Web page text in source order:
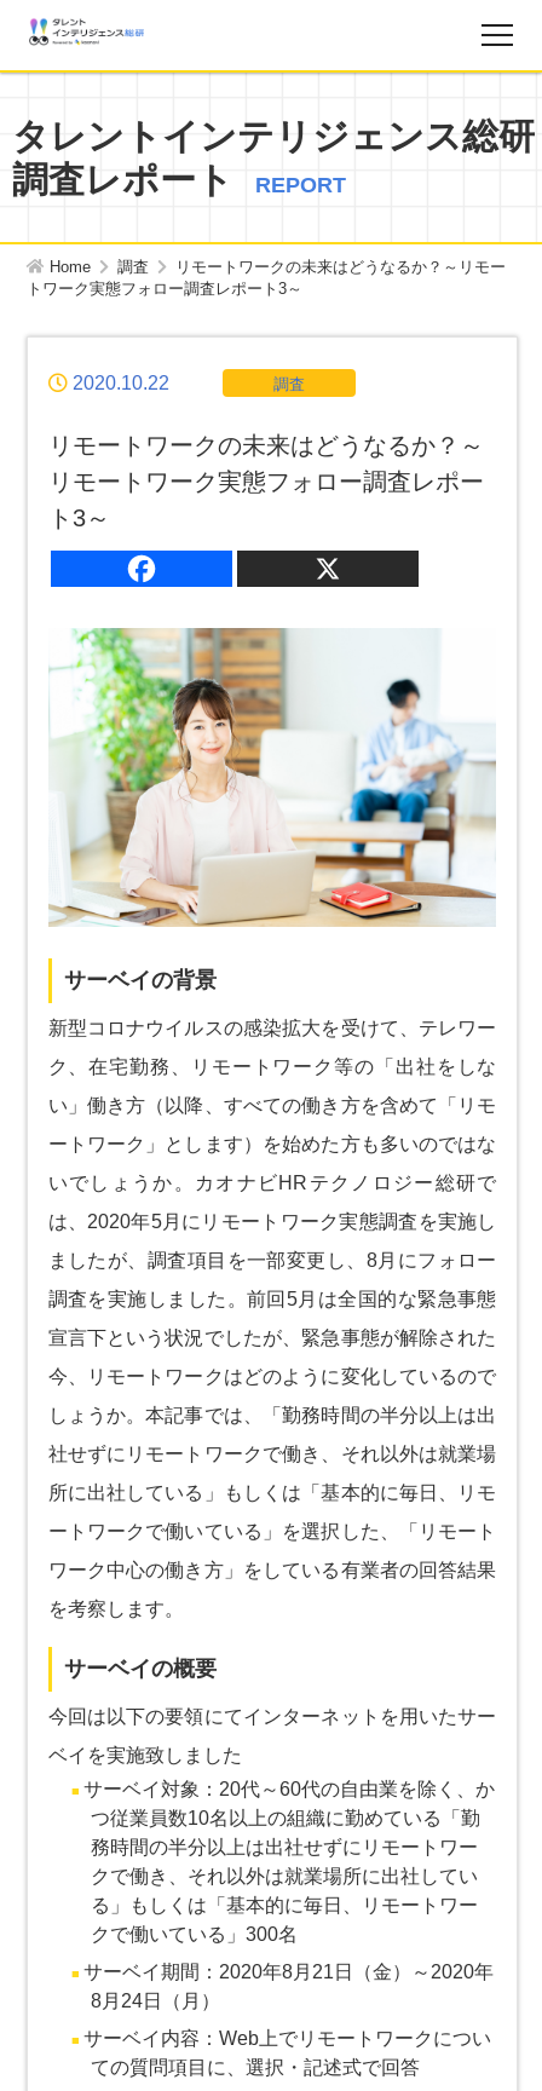
お知らせ
タレントインテリジェンス総研とは？
運営会社
個人情報保護方針
サイトマップ
タレントインテリジェンス総研
調査レポート
REPORT
Home 調査 リモートワークの未来はどうなるか？ ～リモー
トワーク実態フォロー調査レポート3～
2020.10.22 調査
リモートワークの未来はどうなるか？ ～
リモートワーク実態フォロー調査レポー
ト3～
サーベイの背景
新型コロナウイルスの感染拡大を受けて、テレワー
ク、在宅勤務、リモートワーク等の「出社をしな
い」働き方（以降、すべての働き方を含めて「リモ
ートワーク」とします）を始めた方も多いのではな
いでしょうか。カオナビHRテクノロジー総研で
は、2020年5月にリモートワーク実態調査を実施し
ましたが、調査項目を一部変更し、8月にフォロー
調査を実施しました。前回5月は全国的な緊急事態
宣言下という状況でしたが、緊急事態が解除された
今、リモートワークはどのように変化しているので
しょうか。本記事では、「勤務時間の半分以上は出
社せずにリモートワークで働き、それ以外は就業場
所に出社している」もしくは「基本的に毎日、リモ
ートワークで働いている」を選択した、「リモート
ワーク中心の働き方」をしている有業者の回答結果
を考察します。
サーベイの概要
今回は以下の要領にてインターネットを用いたサー
ベイを実施致しました
サーベイ対象：20代～60代の自由業を除く、か
つ従業員数10名以上の組織に勤めている「勤
務時間の半分以上は出社せずにリモートワー
クで働き、それ以外は就業場所に出社してい
る」もしくは「基本的に毎日、リモートワー
クで働いている」300名
サーベイ期間：2020年8月21日（金）～2020年
8月24日（月）
サーベイ内容：Web上でリモートワークについ
ての質問項目に、選択・記述式で回答